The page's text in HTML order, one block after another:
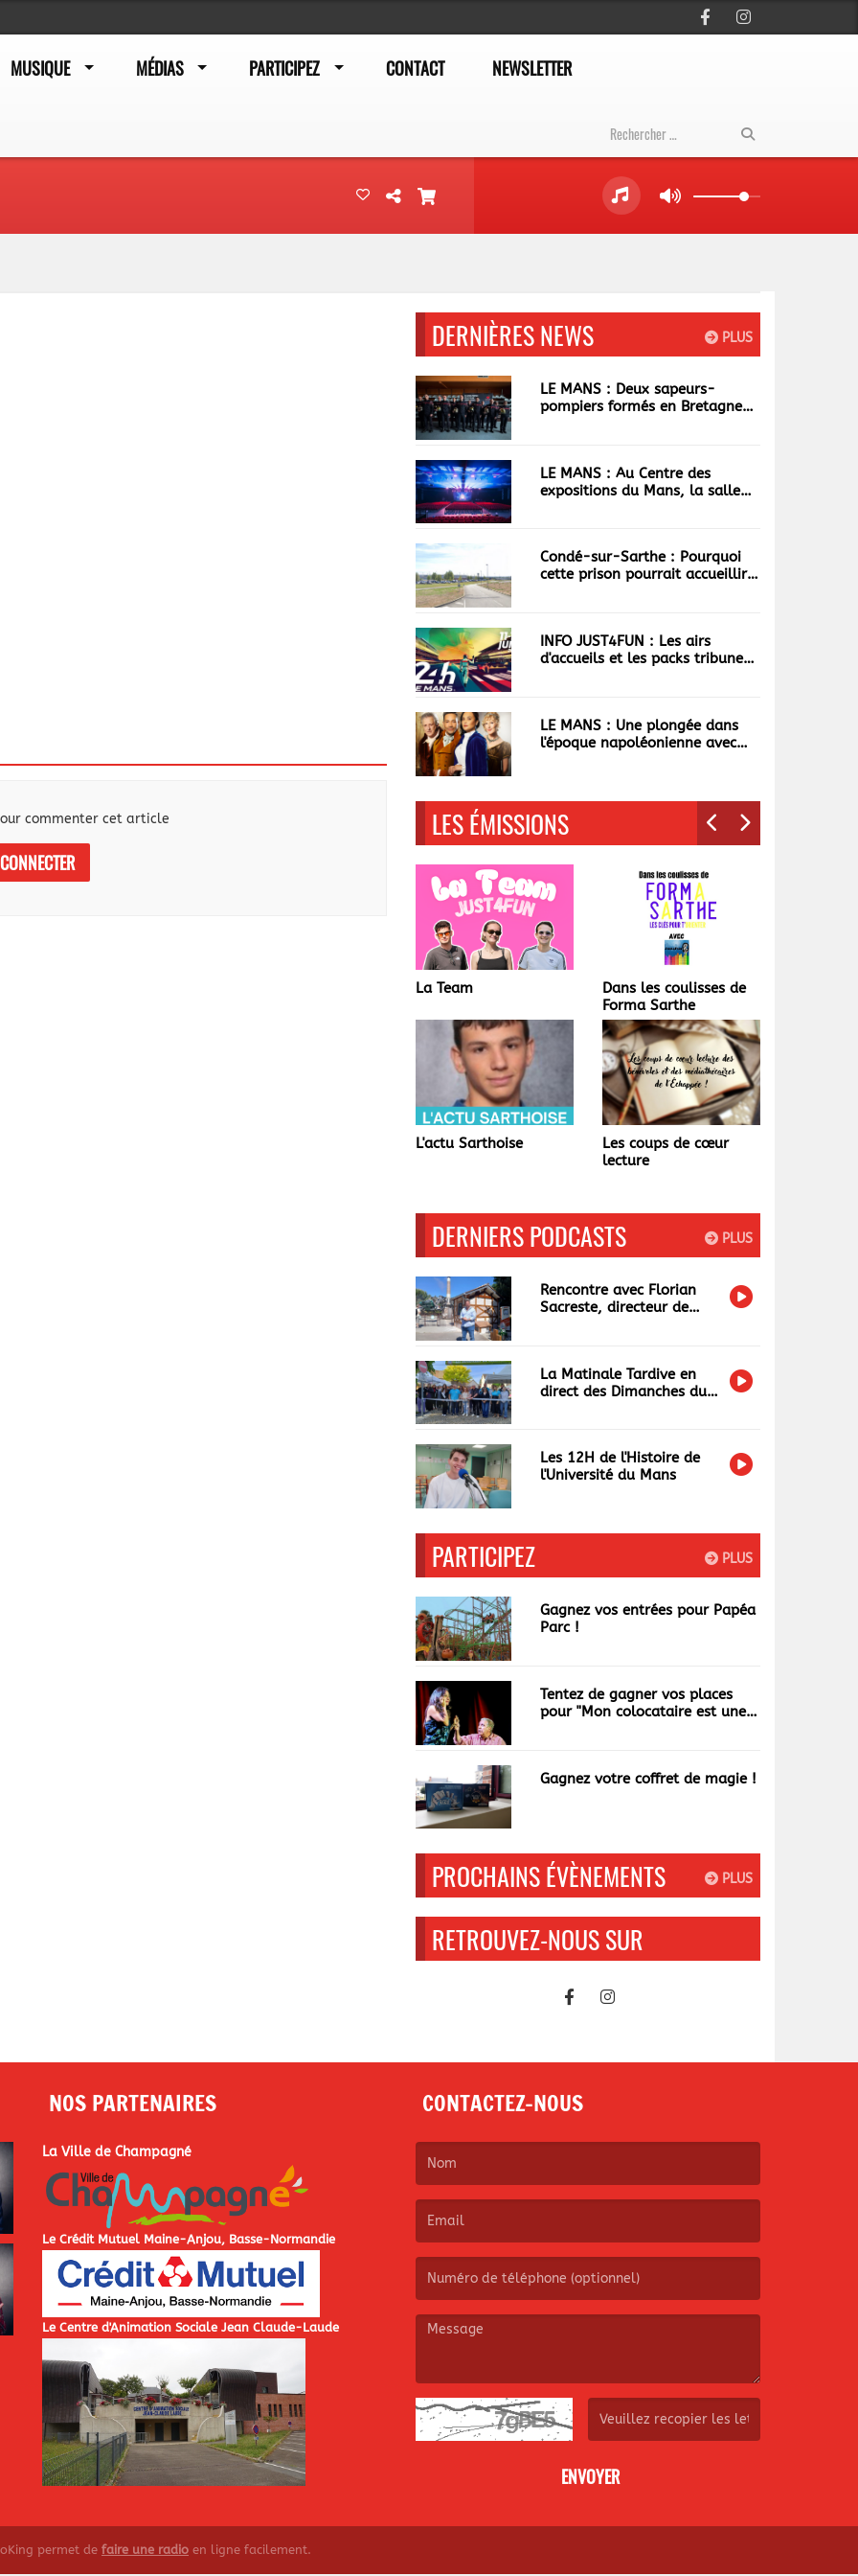
MUSIQUE MÉDIAS PARTICIPEZ CONTACT NEWSLETTER
commenter cet article
PLUS
DERNIÈRES NEWS
LE MANS : Deux sapeurs-
pompiers formés en Bretagne
LE MANS : Au Centre des
expositions du Mans, la salle
Condé-sur-Sarthe : Pourquoi
cette prison pourrait accueillir
INFO JUST4FUN : Les airs
d'accueils et les packs tribunes
LE MANS : Une plongée dans
l'époque napoléonienne avec
LES ÉMISSIONS
Dans les coulisses de
Les coups de cœur
Champagné
autrefois...
La Matinale Tardive
PLUS
DERNIERS PODCASTS
Rencontre avec Florian
Sacreste, directeur de
La Matinale Tardive en
direct des Dimanches du
Les 12H de l'Histoire de
l'Université du Mans
PLUS
PARTICIPEZ
Gagnez vos entrées pour Papéa
Parc !
Tentez de gagner vos places
pour "Mon colocataire est une
Gagnez votre coffret de magie !
PLUS
PROCHAINS ÉVÈNEMENTS
RETROUVEZ-NOUS SUR
NOS PARTENAIRES
La Ville de Champagné
Le Crédit Mutuel Maine-Anjou, Basse-Normandie
Le Centre d'Animation Sociale Jean Claude-Laude
CONTACTEZ-NOUS
ENVOYER
permet de faire une radio en ligne facilement.